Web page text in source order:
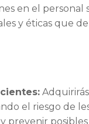
en el
y éticas que
el riesgo de
prevenir